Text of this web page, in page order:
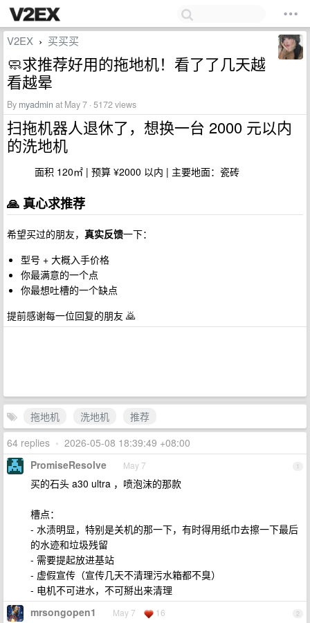
V2EX › 买买买
🧼求推荐好用的拖地机！看了了几天越
看越晕
By myadmin at May 7 · 5172 views
扫拖机器人退休了，想换一台 2000 元以内
的洗地机
面积 120㎡ | 预算 ¥2000 以内 | 主要地面：瓷砖
🙏 真心求推荐
希望买过的朋友， 真实反馈一下：
型号 + 大概入手价格
你最满意的一个点
你最想吐槽的一个缺点
提前感谢每一位回复的朋友 🙇
拖地机 洗地机
推荐
64 replies • 2026-05-08 18:39:49 +08:00
1
PromiseResolve May 7
买的石头 a30 ultra ，喷泡沫的那款
槽点：
- 水渍明显，特别是关机的那一下，有时得用纸巾去擦一下最后
的水迹和垃圾残留
- 需要提起放进基站
- 虚假宣传（宣传几天不清理污水箱都不臭）
- 电机不可进水，不可掰出来清理
2
mrsongopen1 May 7 16